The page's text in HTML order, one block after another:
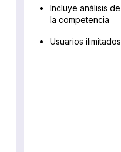
Incluye análisis de
la competencia
Usuarios ilimitados